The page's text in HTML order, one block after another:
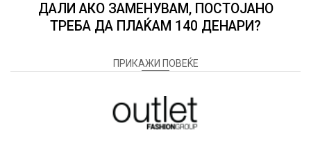
ДАЛИ АКО ЗАМЕНУВАМ, ПОСТОЈАНО
ТРЕБА ДА ПЛАЌАМ 140 ДЕНАРИ?
ПРИКАЖИ ПОВЕЌЕ